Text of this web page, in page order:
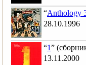
“Anthology
28.10.1996
“1”
13.11.2000